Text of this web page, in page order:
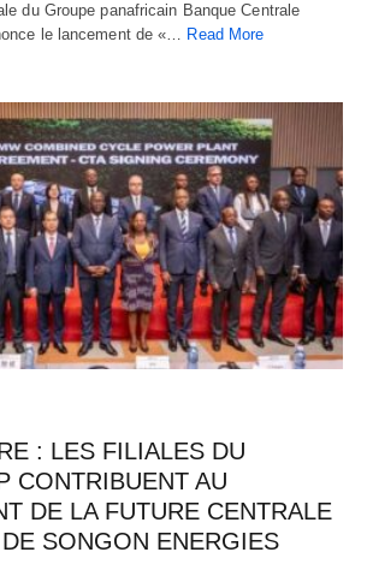
du Groupe panafricain Banque Centrale
le lancement de «… Read More
: LES FILIALES DU
CONTRIBUENT AU
DE LA FUTURE CENTRALE
SONGON ENERGIES